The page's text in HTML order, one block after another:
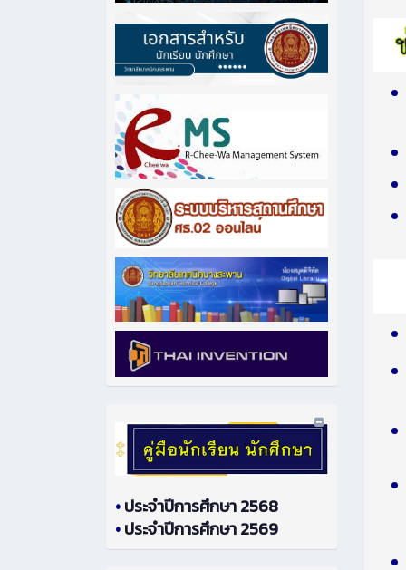
•ประจำปีการศึกษา 2568
•ประจำปีการศึกษา 2569